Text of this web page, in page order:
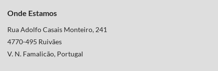
Onde Estamos
Rua Adolfo Casais Monteiro, 241
4770-495 Ruivães
V. N. Famalicão, Portugal